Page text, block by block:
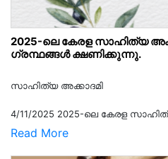
2025-ലെ കേരള സാഹിത്യ
ഗ്രന്ഥങ്ങൾ ക്ഷണിക്കുന്നു.
സാഹിത്യ അക്കാദമി
4/11/2025 2025-ലെ കേരള
Read More